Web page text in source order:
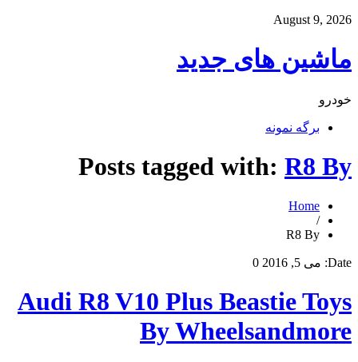
August 9, 2026
ماشین های جدید
خودرو
برگه نمونه
Posts tagged with: R8 By
Home
/
R8 By
Date: می 5, 2016 0
Audi R8 V10 Plus Beastie Toys
By Wheelsandmore